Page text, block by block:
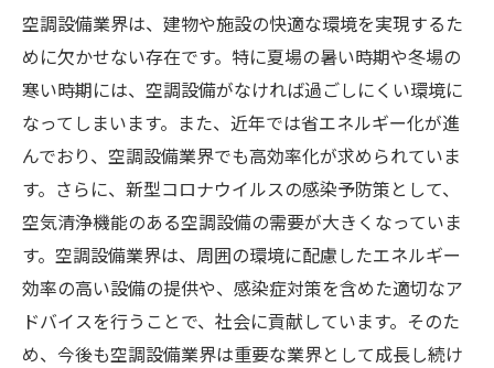
空調設備業界は、建物や施設の快適な環境を実現するた
めに欠かせない存在です。特に夏場の暑い時期や冬場の
寒い時期には、空調設備がなければ過ごしにくい環境に
なってしまいます。また、近年では省エネルギー化が進
んでおり、空調設備業界でも高効率化が求められていま
す。さらに、新型コロナウイルスの感染予防策として、
空気清浄機能のある空調設備の需要が大きくなっていま
す。空調設備業界は、周囲の環境に配慮したエネルギー
効率の高い設備の提供や、感染症対策を含めた適切なア
ドバイスを行うことで、社会に貢献しています。そのた
め、今後も空調設備業界は重要な業界として成長し続け